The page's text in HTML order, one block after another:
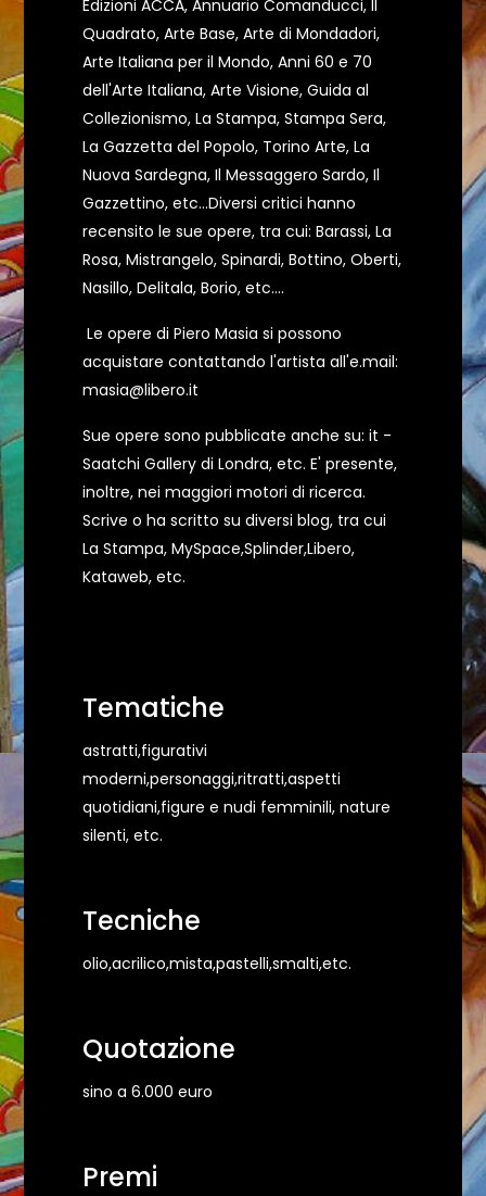
Edizioni ACCA, Annuario Comanducci, Il
Quadrato, Arte Base, Arte di Mondadori,
Arte Italiana per il Mondo, Anni 60 e 70
dell'Arte Italiana, Arte Visione, Guida al
Collezionismo, La Stampa, Stampa Sera,
La Gazzetta del Popolo, Torino Arte, La
Nuova Sardegna, Il Messaggero Sardo, Il
Gazzettino, etc...Diversi critici hanno
recensito le sue opere, tra cui: Barassi, La
Rosa, Mistrangelo, Spinardi, Bottino, Oberti,
Nasillo, Delitala, Borio, etc....
Le opere di Piero Masia si possono
acquistare contattando l'artista all'e.mail:
masia@libero.it
Sue opere sono pubblicate anche su: it -
Saatchi Gallery di Londra, etc. E' presente,
inoltre, nei maggiori motori di ricerca.
Scrive o ha scritto su diversi blog, tra cui
La Stampa, MySpace,Splinder,Libero,
Kataweb, etc.
Tematiche
astratti,figurativi
moderni,personaggi,ritratti,aspetti
quotidiani,figure e nudi femminili, nature
silenti, etc.
Tecniche
olio,acrilico,mista,pastelli,smalti,etc.
Quotazione
sino a 6.000 euro
Premi